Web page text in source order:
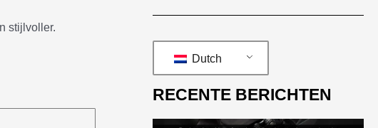
stijlvoller.
Dutch
RECENTE BERICHTEN